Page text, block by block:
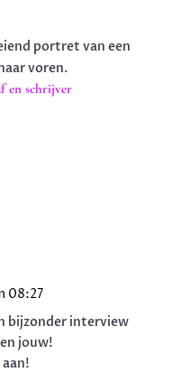
portret van een
voren.
en schrijver
08:27
bijzonder interview
jouw!